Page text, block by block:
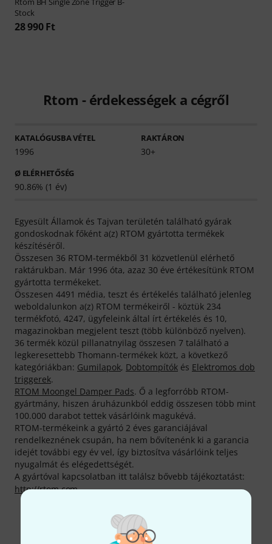
Stock
28 990 Ft
Rtom - érdekességek a cégről
KATALÓGUSBA VÉTEL
1996
RAKTÁRON
30+
Ø ELÉRHETŐSÉG
90.86% (1 év)
Egyesült Államok és Tajvan területén található gyárak
gondoskodnak főként a(z) RTOM gyártotta termékek
készítéséről.
Összesen 36 RTOM-termékből 31 közvetlenül elérhető
raktárukban. Már 1996 óta, azaz 30 éve értékesítünk RTOM
gyártotta termékeket.
Összesen 4491 média, teszt és értékelés található jelenleg
weboldalunkon a(z) RTOM termékeiről - köztük 234
termékfotó, 4247, ügyfeleink által írt értékelés és 10,
magazinokban megjelent teszt (több különböző nyelven).
36 termék közül pillanatnyilag összesen 7 található a
legkeresettebb Thomann-termékek közt, a következő
kategóriákban: Gumilapok, Dobtompítók és Elektromos dob
triggerek.
RTOM Moongel Damper Pads. Ő a legforróbb RTOM-
gyártmány, hiszen áruházunkból eddig összesen több mint
100.000 darabot tettek vásárlóink magukévá.
RTOM-termékeink a gyártó 2 éves garanciájával
rendelkeznének csupán, ha nem bővítenénk ki a garancia
idejét további egy év vel, így biztosítva vásárlóink teljes
nyugalmát és elégedettségét.
A gyártóval kapcsolatban itt találsz bővebb tájékoztatást:
http://rtom.com
Még több Rtom